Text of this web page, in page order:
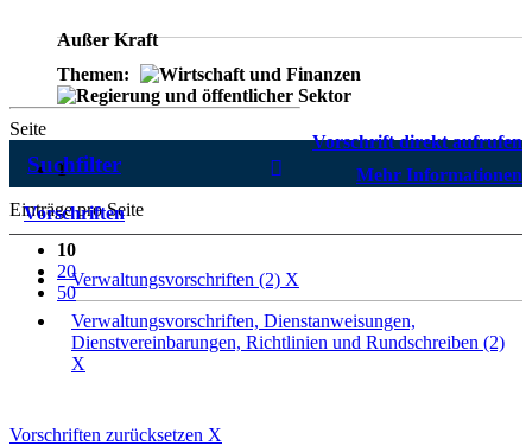
Außer Kraft
Themen:
Vorschrift direkt aufrufen
Mehr Informationen
Seite
1
Einträge pro Seite
10
20
50
Suchfilter
Vorschriften
Verwaltungsvorschriften (2) X
Verwaltungsvorschriften, Dienstanweisungen,
Dienstvereinbarungen, Richtlinien und Rundschreiben (2)
X
Vorschriften zurücksetzen X